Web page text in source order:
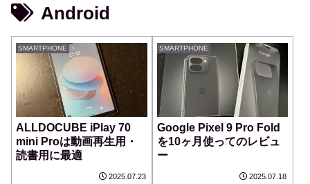
Android
SMARTPHONE
ALLDOCUBE iPlay 70
mini Proは動画再生用・
読書用に最適
2025.07.23
SMARTPHONE
Google Pixel 9 Pro Fold
を10ヶ月使ってのレビュ
ー
2025.07.18